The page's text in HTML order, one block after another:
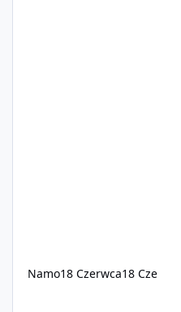
Namo18 Czerwca18 Cze